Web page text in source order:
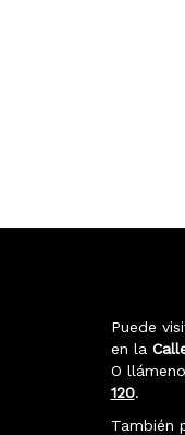
Puede
en la
O
120.
También